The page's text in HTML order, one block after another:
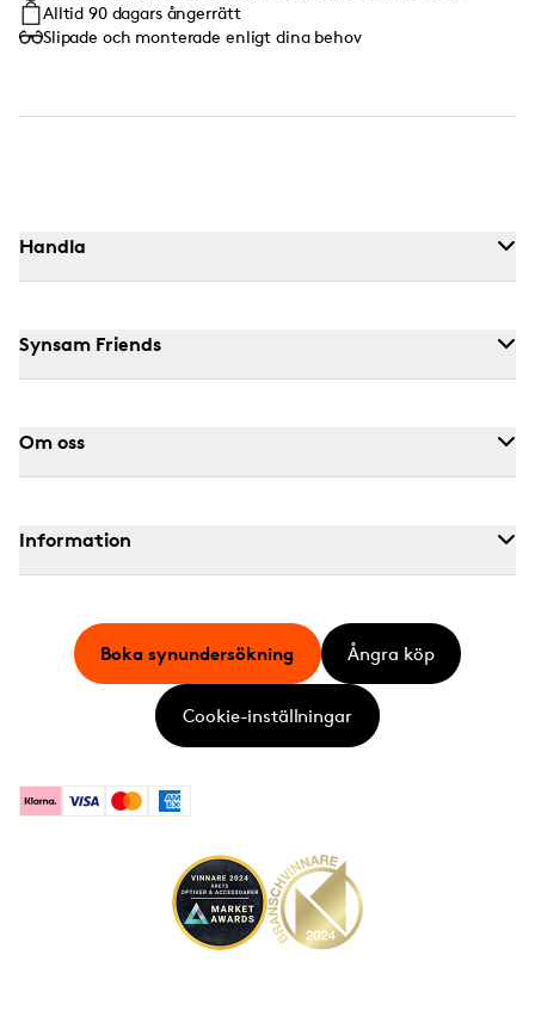
Alltid 90 dagars ångerrätt
Slipade och monterade enligt dina behov
Handla
Synsam Friends
Om oss
Information
KlarnaVisa MastercardAmerican Express
Boka synundersökning Ångra köp
Cookie-inställningar